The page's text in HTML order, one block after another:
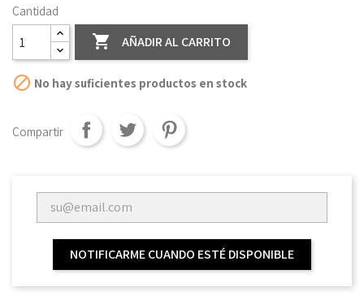
Cantidad
 AÑADIR AL CARRITO
 No hay suficientes productos en stock
Compartir
NOTIFICARME CUANDO ESTÉ DISPONIBLE